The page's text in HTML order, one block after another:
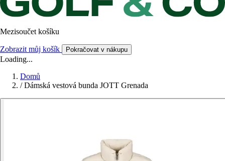
Mezisoučet košíku
Zobrazit můj košík Pokračovat v nákupu
Loading...
Domů
/ Dámská vestová bunda JOTT Grenada